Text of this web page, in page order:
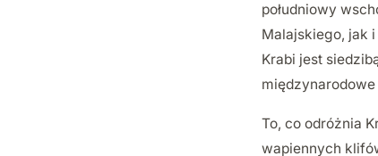
południowy
Malajskiego, jak
Krabi jest
To, co odróżnia
wapiennych